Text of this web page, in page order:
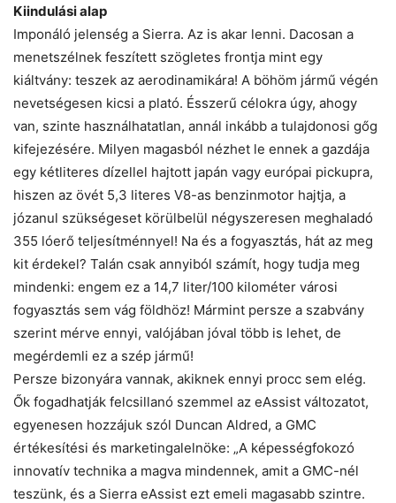
Kiindulási alap
Imponáló jelenség a Sierra. Az is akar lenni. Dacosan a
menetszélnek feszített szögletes frontja mint egy
kiáltvány: teszek az aerodinamikára! A böhöm jármű végén
nevetségesen kicsi a plató. Ésszerű célokra úgy, ahogy
van, szinte használhatatlan, annál inkább a tulajdonosi gőg
kifejezésére. Milyen magasból nézhet le ennek a gazdája
egy kétliteres dízellel hajtott japán vagy európai pickupra,
hiszen az övét 5,3 literes V8-as benzinmotor hajtja, a
józanul szükségeset körülbelül négyszeresen meghaladó
355 lóerő teljesítménnyel! Na és a fogyasztás, hát az meg
kit érdekel? Talán csak annyiból számít, hogy tudja meg
mindenki: engem ez a 14,7 liter/100 kilométer városi
fogyasztás sem vág földhöz! Mármint persze a szabvány
szerint mérve ennyi, valójában jóval több is lehet, de
megérdemli ez a szép jármű!
Persze bizonyára vannak, akiknek ennyi procc sem elég.
Ők fogadhatják felcsillanó szemmel az eAssist változatot,
egyenesen hozzájuk szól Duncan Aldred, a GMC
értékesítési és marketingalelnöke: „A képességfokozó
innovatív technika a magva mindennek, amit a GMC-nél
teszünk, és a Sierra eAssist ezt emeli magasabb szintre.